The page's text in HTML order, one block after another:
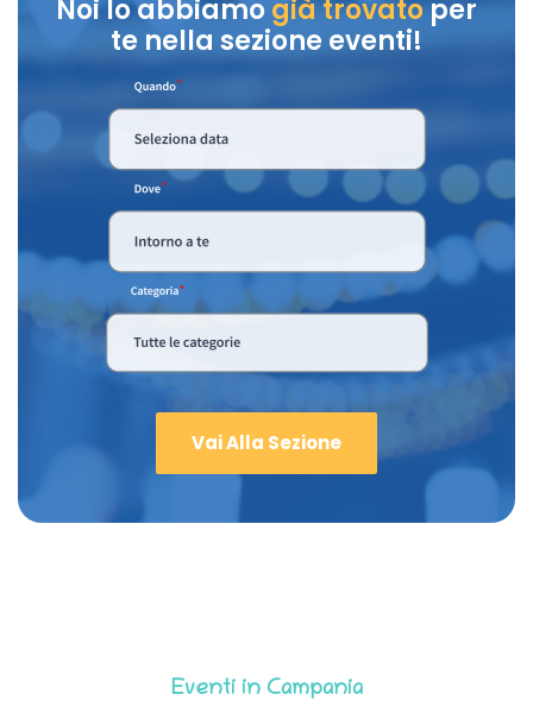
Noi lo abbiamo già trovatoper
te nella sezione eventi!
Vai Alla Sezione
Eventi in Campania